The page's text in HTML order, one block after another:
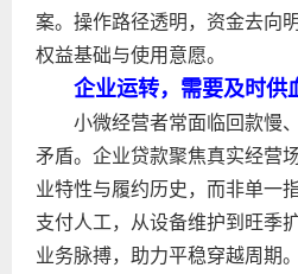
案。操作路径透明，资金去向
权益基础与使用意愿。
企业运转，需要及时供
小微经营者常面临回款慢
矛盾。企业贷款聚焦真实经营
业特性与履约历史，而非单一
支付人工，从设备维护到旺季
业务脉搏，助力平稳穿越周期。